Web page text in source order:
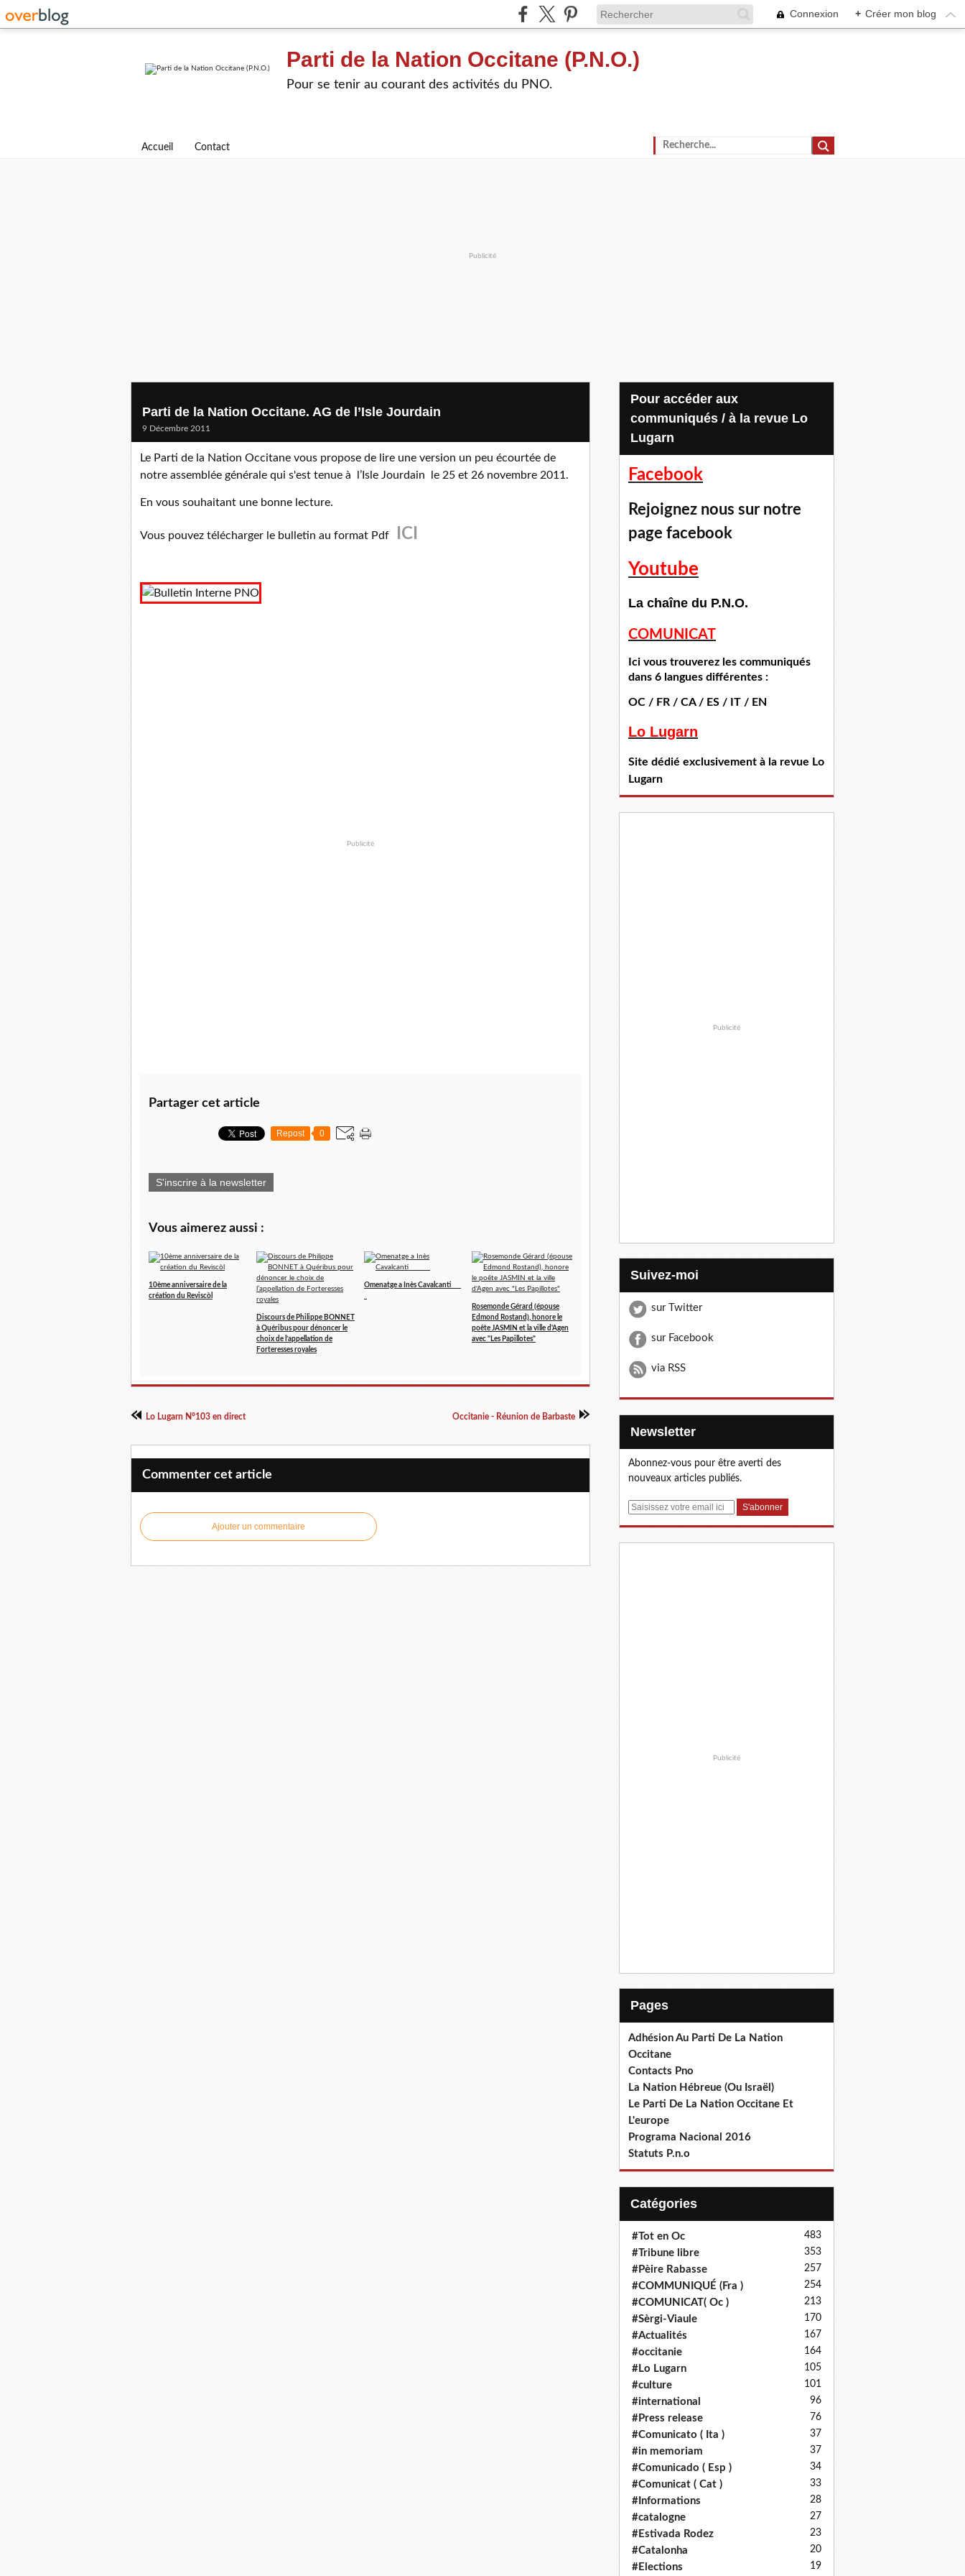
Connexion + Créer mon blog
Parti de la Nation Occitane (P.N.O.)
Pour se tenir au courant des activités du PNO.
Accueil Contact
Publicité
Parti de la Nation Occitane. AG de l’Isle Jourdain
9 Décembre 2011
Le Parti de la Nation Occitane vous propose de lire une version un peu écourtée de
notre assemblée générale qui s'est tenue à
l’Isle Jourdain le 25 et 26 novembre 2011.
En vous souhaitant une bonne lecture.
Vous pouvez télécharger le bulletin au format Pdf ICI
Publicité
Partager cet article
Repost 0
S'inscrire à la newsletter
Vous aimerez aussi :
10ème anniversaire de la
création du Reviscòl
Discours de Philippe BONNET
à Quéribus pour dénoncer le
choix de l’appellation de
Forteresses royales
Omenatge a Inès Cavalcanti
Rosemonde Gérard (épouse
Edmond Rostand), honore le
poête JASMIN et la ville d'Agen
avec "Les Papillotes"
Lo Lugarn N°103 en direct Occitanie - Réunion de Barbaste
Commenter cet article
Ajouter un commentaire
Pour accéder aux
communiqués / à la revue Lo
Lugarn
Facebook
Rejoignez nous sur notre
page facebook
Youtube
La chaîne du P.N.O.
COMUNICAT
Ici vous trouverez les communiqués
dans 6 langues différentes :
OC / FR / CA / ES / IT / EN
Lo Lugarn
Site dédié exclusivement à la revue Lo
Lugarn
Publicité
Suivez-moi
sur Twitter
sur Facebook
via RSS
Newsletter
Abonnez-vous pour être averti des
nouveaux articles publiés.
E
Publicité
Pages
Adhésion Au Parti De La Nation
Occitane
Contacts Pno
La Nation Hébreue (Ou Israël)
Le Parti De La Nation Occitane Et
L'europe
Programa Nacional 2016
Statuts P.n.o
Catégories
#Tot en Oc 483
#Tribune libre 353
#Pèire Rabasse 257
#COMMUNIQUÉ (Fra ) 254
#COMUNICAT( Oc ) 213
#Sèrgi-Viaule 170
#Actualités 167
#occitanie 164
#Lo Lugarn 105
#culture 101
#international 96
#Press release 76
#Comunicato ( Ita ) 37
#in memoriam 37
#Comunicado ( Esp ) 34
#Comunicat ( Cat ) 33
#Informations 28
#catalogne 27
#Estivada Rodez 23
#Catalonha 20
#Elections 19